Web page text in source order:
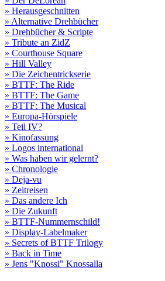
» Herausgeschnitten
» Alternative Drehbücher
» Drehbücher & Scripte
» Tribute an ZidZ
» Courthouse Square
» Hill Valley
» Die Zeichentrickserie
» BTTF: The Ride
» BTTF: The Game
» BTTF: The Musical
» Europa-Hörspiele
» Teil IV?
» Kinofassung
» Logos international
» Was haben wir gelernt?
» Chronologie
» Deja-vu
» Zeitreisen
» Das andere Ich
» Die Zukunft
» BTTF-Nummernschild!
» Display-Labelmaker
» Secrets of BTTF Trilogy
» Back in Time
» Jens "Knossi" Knossalla